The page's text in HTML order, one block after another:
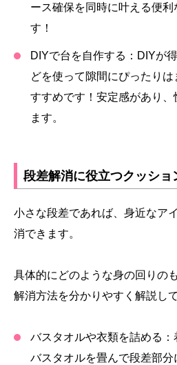
ース確保を同時に叶える便
す！
DIYで台を自作する： DIYが
どを使って隙間にぴったり
すすめです！安定感があり
ます。
段差解消に役立つクッショ
小さな段差であれば、身近なア
消できます。
具体的にどのような身の回りの
解消方法を分かりやすく解説し
バスタオルや衣類を詰める：
バスタオルを畳んで段差部